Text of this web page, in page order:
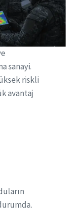
sanayi.
riskli
avantaj